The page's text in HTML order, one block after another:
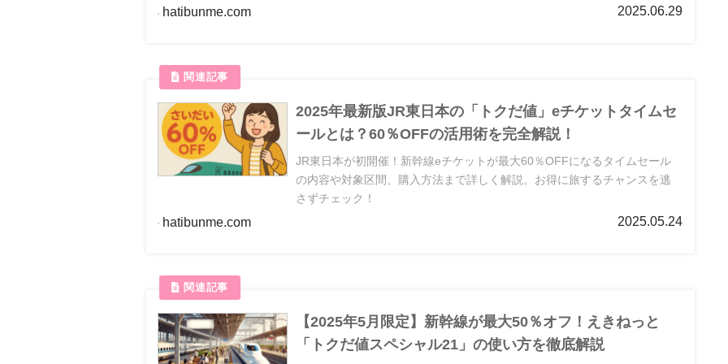
hatibunme.com 2025.06.29
2025年最新版JR東日本の「トクだ値」eチケットタイムセ
ールとは？60％OFFの活用術を完全解説！
JR東日本が初開催！新幹線eチケットが最大60％OFFになるタイムセール
の内容や対象区間、購入方法まで詳しく解説。お得に旅するチャンスを逃
さずチェック！
hatibunme.com 2025.05.24
【2025年5月限定】新幹線が最大50％オフ！えきねっと
「トクだ値スペシャル21」の使い方を徹底解説